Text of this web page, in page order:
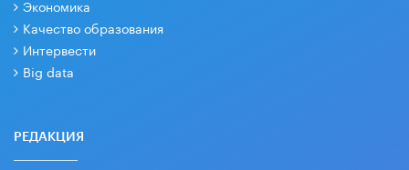
Экономика
Качество образования
Интервести
Big data
РЕДАКЦИЯ